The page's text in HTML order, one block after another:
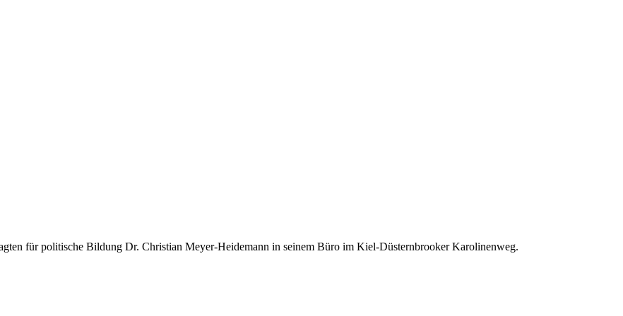
für politische Bildung Dr. Christian Meyer-Heidemann in seinem Büro im Kiel-Düsternbrooker Karolinenweg.